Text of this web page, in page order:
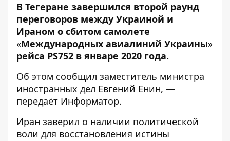
В Тегеране завершился второй раунд
переговоров между Украиной и
Ираном о сбитом самолете
«Международных авиалиний Украины»
рейса PS752 в январе 2020 года.
Об этом сообщил заместитель министра
иностранных дел Евгений Енин, —
передаёт Информатор.
Иран заверил о наличии политической
воли для восстановления истины